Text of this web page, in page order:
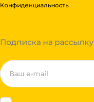
Конфиденциальность
Подписка на рассылку